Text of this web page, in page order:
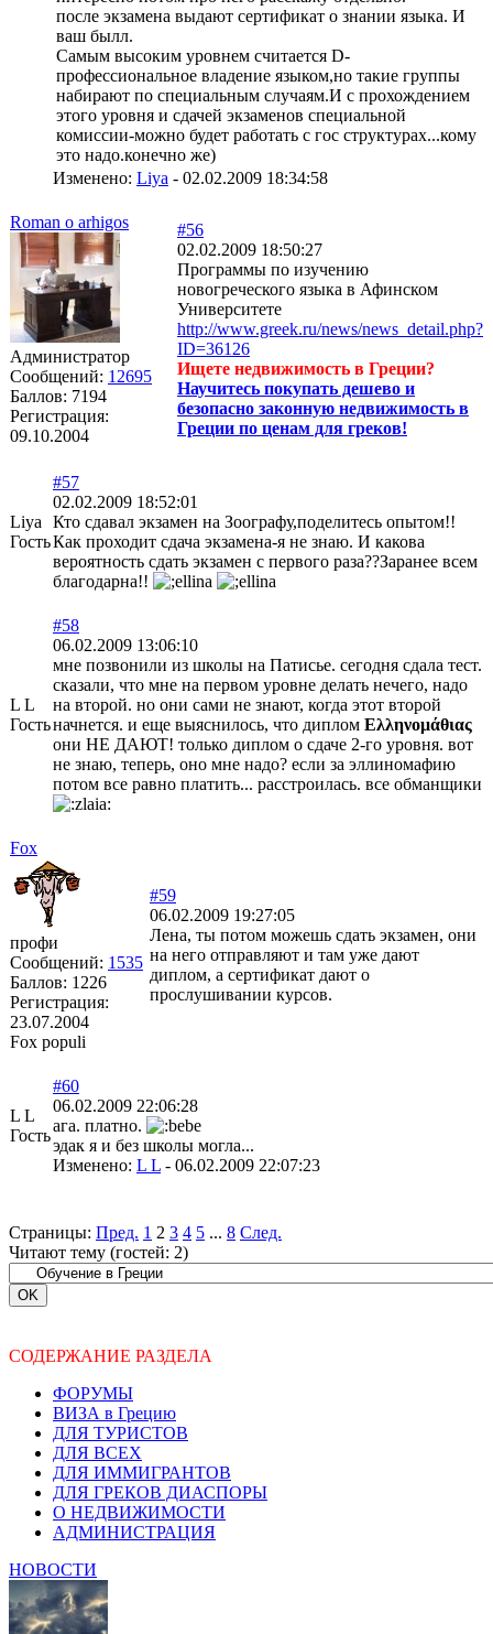
после экзамена выдают сертификат о знании языка. И
ваш былл.
Самым высоким уровнем считается D-
профессиональное владение языком,но такие группы
набирают по специальным случаям.И с прохождением
этого уровня и сдачей экзаменов специальной
комиссии-можно будет работать с гос структурах...кому
это надо.конечно же)
Изменено: Liya - 02.02.2009 18:34:58
Roman o arhigos
Администратор
Сообщений: 12695
Баллов: 7194
Регистрация:
09.10.2004
#56
02.02.2009 18:50:27
Программы по изучению
новогреческого языка в Афинском
Университете
http://www.greek.ru/news/news_detail.php?
ID=36126
Ищете недвижимость в Греции?
Научитесь покупать дешево и
безопасно законную недвижимость в
Греции по ценам для греков!
Liya
Гость
#57
02.02.2009 18:52:01
Кто сдавал экзамен на Зоографу,поделитесь опытом!!
Как проходит сдача экзамена-я не знаю. И какова
вероятность сдать экзамен с первого раза??Заранее всем
благодарна!!
L L
Гость
#58
06.02.2009 13:06:10
мне позвонили из школы на Патисье. сегодня сдала тест.
сказали, что мне на первом уровне делать нечего, надо
на второй. но они сами не знают, когда этот второй
начнется. и еще выяснилось, что диплом Ελληνομάθιας
они НЕ ДАЮТ! только диплом о сдаче 2-го уровня. вот
не знаю, теперь, оно мне надо? если за эллиномафию
потом все равно платить... расстроилась. все обманщики
Fox
профи
Сообщений: 1535
Баллов: 1226
Регистрация:
23.07.2004
Fox populi
#59
06.02.2009 19:27:05
Лена, ты потом можешь сдать экзамен, они
на него отправляют и там уже дают
диплом, а сертификат дают о
прослушивании курсов.
L L
Гость
#60
06.02.2009 22:06:28
ага. платно.
эдак я и без школы могла...
Изменено: L L - 06.02.2009 22:07:23
Страницы: Пред. 1 2 3 4 5 ... 8 След.
Читают тему (гостей: 2)
СОДЕРЖАНИЕ РАЗДЕЛА
ФОРУМЫ
ВИЗА в Грецию
ДЛЯ ТУРИСТОВ
ДЛЯ ВСЕХ
ДЛЯ ИММИГРАНТОВ
ДЛЯ ГРЕКОВ ДИАСПОРЫ
О НЕДВИЖИМОСТИ
АДМИНИСТРАЦИЯ
НОВОСТИ